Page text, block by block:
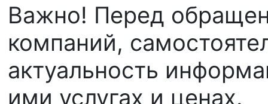
Важно! Перед
компаний,
актуальность
ими услугах и ценах.